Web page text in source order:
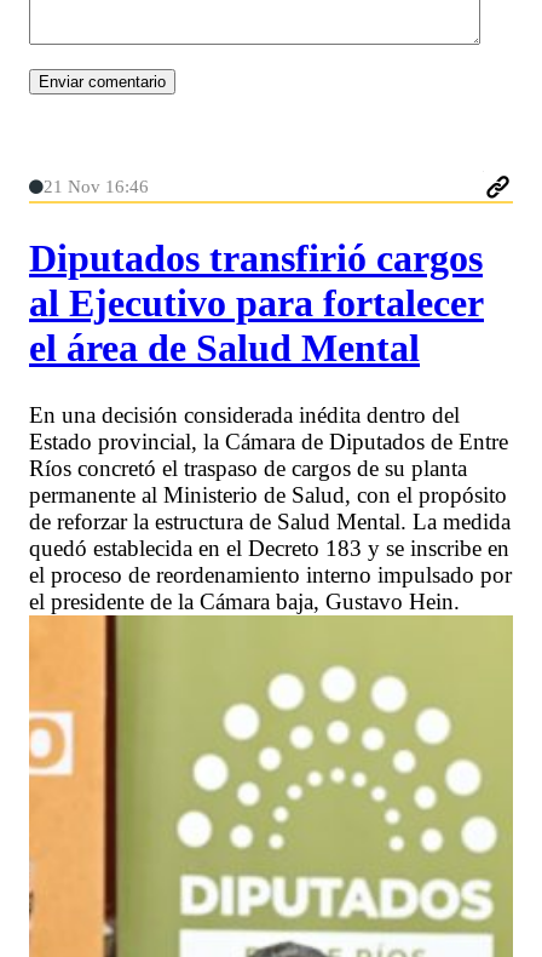
21 Nov 16:46
Diputados transfirió cargos
al Ejecutivo para fortalecer
el área de Salud Mental
En una decisión considerada inédita dentro del
Estado provincial, la Cámara de Diputados de Entre
Ríos concretó el traspaso de cargos de su planta
permanente al Ministerio de Salud, con el propósito
de reforzar la estructura de Salud Mental. La medida
quedó establecida en el Decreto 183 y se inscribe en
el proceso de reordenamiento interno impulsado por
el presidente de la Cámara baja, Gustavo Hein.